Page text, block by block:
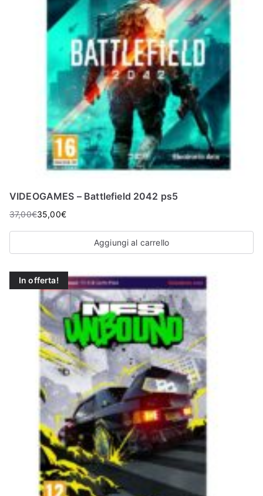
–
C
LS
I
S
H
P
VIDEOGAMES – Battlefield 2042 ps5
37,00€35,00€
Aggiungi al carrello
In offerta!